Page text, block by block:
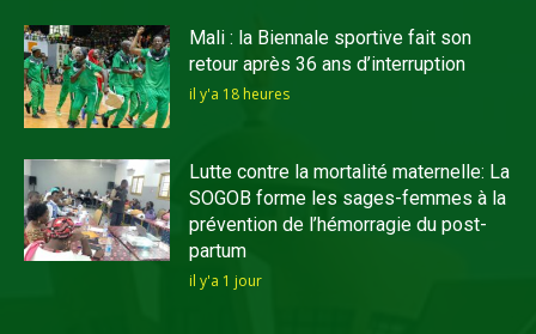
Mali : la Biennale sportive fait son
retour après 36 ans d’interruption
il y'a 18 heures
Lutte contre la mortalité maternelle: La
SOGOB forme les sages-femmes à la
prévention de l’hémorragie du post-
partum
il y'a 1 jour